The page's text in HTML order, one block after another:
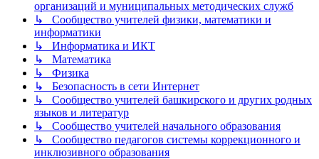
организаций и муниципальных методических служб
↳ Сообщество учителей физики, математики и
информатики
↳ Информатика и ИКТ
↳ Математика
↳ Физика
↳ Безопасность в сети Интернет
↳ Сообщество учителей башкирского и других родных
языков и литератур
↳ Сообщество учителей начального образования
↳ Сообщество педагогов системы коррекционного и
инклюзивного образования